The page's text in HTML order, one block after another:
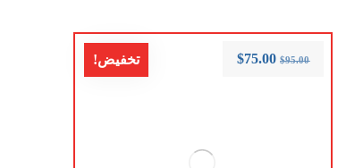
تخفيض! $95.00
$75.00